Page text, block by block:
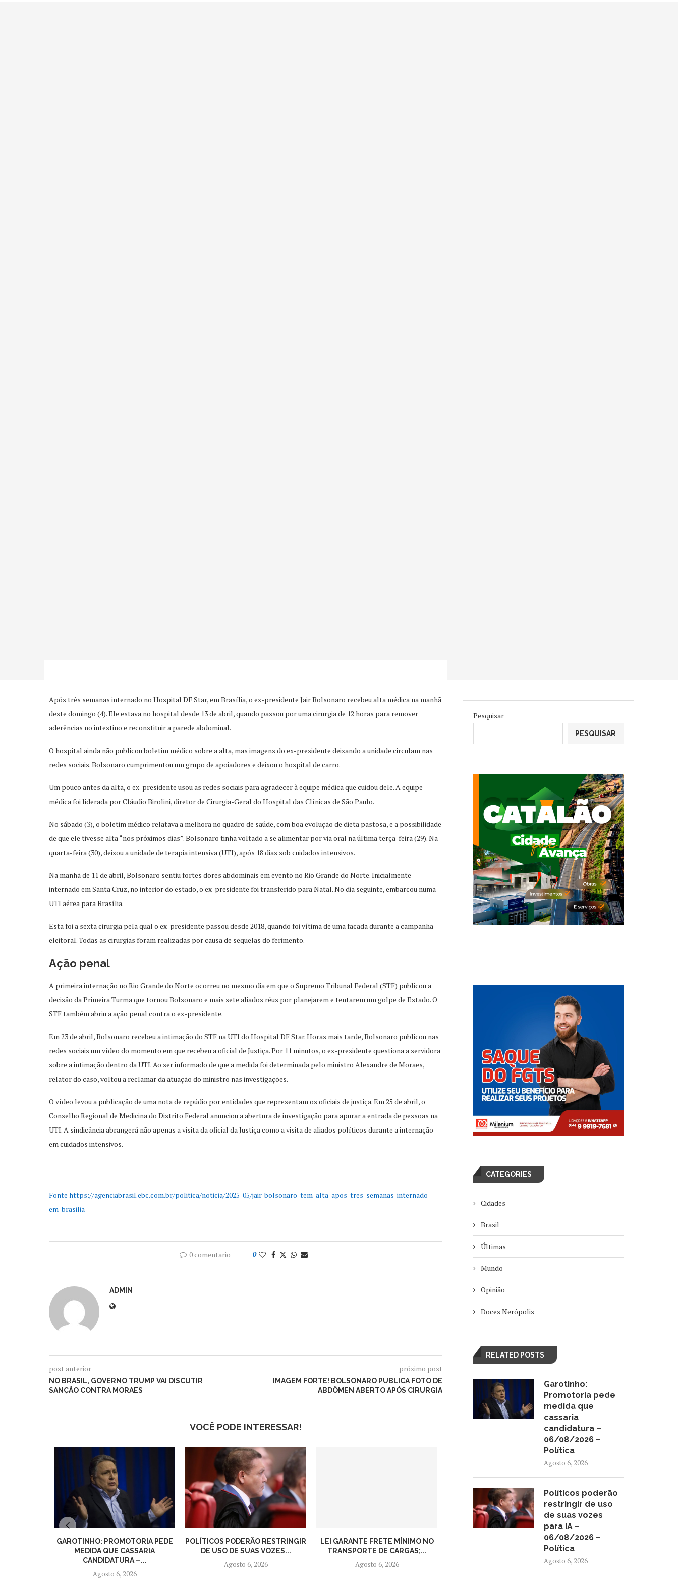
Após três semanas internado no Hospital DF Star, em Brasília, o ex-presidente Jair Bolsonaro recebeu alta médica na manhã
deste domingo (4). Ele estava no hospital desde 13 de abril, quando passou por uma cirurgia de 12 horas para remover
aderências no intestino e reconstituir a parede abdominal.
O hospital ainda não publicou boletim médico sobre a alta, mas imagens do ex-presidente deixando a unidade circulam nas
redes sociais. Bolsonaro cumprimentou um grupo de apoiadores e deixou o hospital de carro.
Um pouco antes da alta, o ex-presidente usou as redes sociais para agradecer à equipe médica que cuidou dele. A equipe
médica foi liderada por Cláudio Birolini, diretor de Cirurgia-Geral do Hospital das Clínicas de São Paulo.
No sábado (3), o boletim médico relatava a melhora no quadro de saúde, com boa evolução de dieta pastosa, e a possibilidade
de que ele tivesse alta “nos próximos dias”. Bolsonaro tinha voltado a se alimentar por via oral na última terça-feira (29). Na
quarta-feira (30), deixou a unidade de terapia intensiva (UTI), após 18 dias sob cuidados intensivos.
Na manhã de 11 de abril, Bolsonaro sentiu fortes dores abdominais em evento no Rio Grande do Norte. Inicialmente
internado em Santa Cruz, no interior do estado, o ex-presidente foi transferido para Natal. No dia seguinte, embarcou numa
UTI aérea para Brasília.
Esta foi a sexta cirurgia pela qual o ex-presidente passou desde 2018, quando foi vítima de uma facada durante a campanha
eleitoral. Todas as cirurgias foram realizadas por causa de sequelas do ferimento.
Ação penal
A primeira internação no Rio Grande do Norte ocorreu no mesmo dia em que o Supremo Tribunal Federal (STF) publicou a
decisão da Primeira Turma que tornou Bolsonaro e mais sete aliados réus por planejarem e tentarem um golpe de Estado. O
STF também abriu a ação penal contra o ex-presidente.
Em 23 de abril, Bolsonaro recebeu a intimação do STF na UTI do Hospital DF Star. Horas mais tarde, Bolsonaro publicou nas
redes sociais um vídeo do momento em que recebeu a oficial de Justiça. Por 11 minutos, o ex-presidente questiona a servidora
sobre a intimação dentro da UTI. Ao ser informado de que a medida foi determinada pelo ministro Alexandre de Moraes,
relator do caso, voltou a reclamar da atuação do ministro nas investigações.
O vídeo levou a publicação de uma nota de repúdio por entidades que representam os oficiais de justiça. Em 25 de abril, o
Conselho Regional de Medicina do Distrito Federal anunciou a abertura de investigação para apurar a entrada de pessoas na
UTI. A sindicância abrangerá não apenas a visita da oficial da Justiça como a visita de aliados políticos durante a internação
em cuidados intensivos.
Fonte https://agenciabrasil.ebc.com.br/politica/noticia/2025-05/jair-bolsonaro-tem-alta-apos-tres-semanas-internado-
em-brasilia
0 comentario 0
ADMIN
post anterior
NO BRASIL, GOVERNO TRUMP VAI DISCUTIR
SANÇÃO CONTRA MORAES
próximo post
IMAGEM FORTE! BOLSONARO PUBLICA FOTO DE
ABDÔMEN ABERTO APÓS CIRURGIA
VOCÊ PODE INTERESSAR!
GAROTINHO: PROMOTORIA PEDE
MEDIDA QUE CASSARIA
CANDIDATURA –...
Agosto 6, 2026
POLÍTICOS PODERÃO RESTRINGIR
DE USO DE SUAS VOZES...
Agosto 6, 2026
LEI GARANTE FRETE MÍNIMO NO
TRANSPORTE DE CARGAS;...
Agosto 6, 2026
GOVERNADORA DO RN SE DIZ
Agosto 5, 2026
BRASIL REPUDIA
Pesquisar
PESQUISAR
CATEGORIES
Cidades
Brasil
Últimas
Mundo
Opinião
Doces Nerópolis
RELATED POSTS
Garotinho:
Promotoria pede
medida que
cassaria
candidatura –
06/08/2026 –
Política
Agosto 6, 2026
Políticos poderão
restringir de uso
de suas vozes
para IA –
06/08/2026 –
Política
Agosto 6, 2026